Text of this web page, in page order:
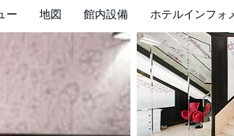
ー 地図 館内設備 ホテルインフォ